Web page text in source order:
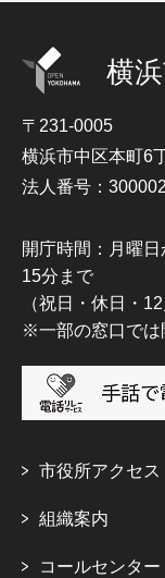
横
〒231-0005
横浜市中区本町6
法人番号：
開庁時間：月曜
15分まで
（祝日・休日・
※一部の窓口では
市役所アクセス
組織案内
コールセンタ